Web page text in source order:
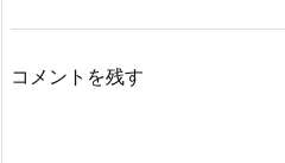
コメントを残す